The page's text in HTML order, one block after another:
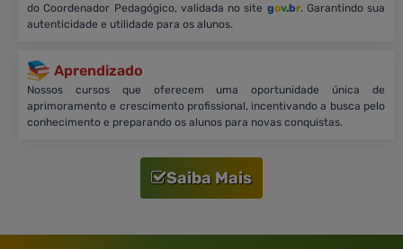
do Coordenador Pedagógico, validada no site gov.br. Garantindo sua
autenticidade e utilidade para os alunos.
Aprendizado
Nossos cursos que oferecem uma oportunidade única de
aprimoramento e crescimento profissional, incentivando a busca pelo
conhecimento e preparando os alunos para novas conquistas.
Saiba Mais